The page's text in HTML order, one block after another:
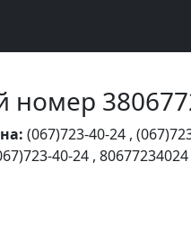
номер
(067)723-40-24 ,
40-24 , 80677234024